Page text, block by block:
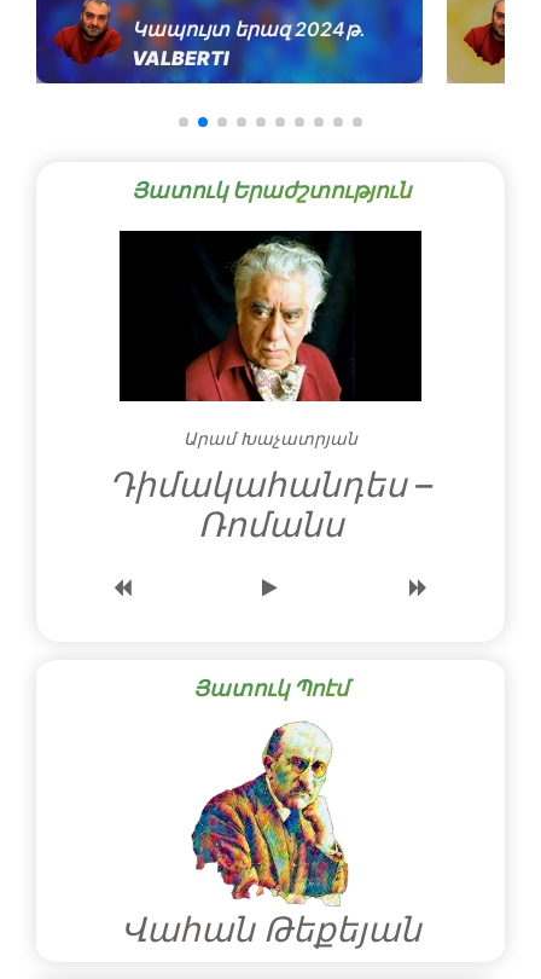
Կապույտ երազ 2024թ․
VALBERTI
Յատուկ Երաժշտություն
Արամ Խաչատրյան
Դիմակահանդես –
Ռոմանս
Յատուկ Պոէմ
Վահան Թեքեյան